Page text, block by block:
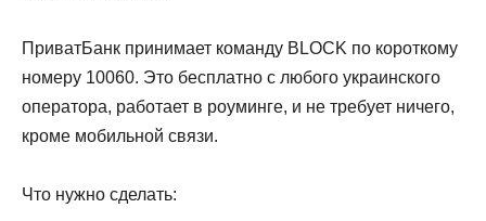
ПриватБанк принимает команду BLOCK по короткому
номеру 10060. Это бесплатно с любого украинского
оператора, работает в роуминге, и не требует ничего,
кроме мобильной связи.
Что нужно сделать: